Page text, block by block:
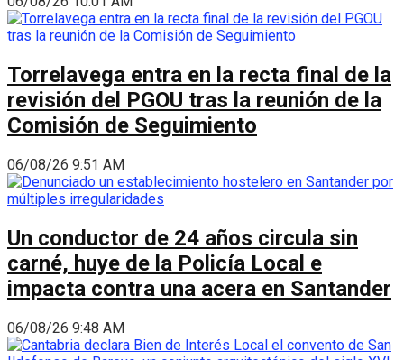
Torrelavega entra en la recta final de la
revisión del PGOU tras la reunión de la
Comisión de Seguimiento
06/08/26 9:51 AM
Un conductor de 24 años circula sin
carné, huye de la Policía Local e
impacta contra una acera en Santander
06/08/26 9:48 AM